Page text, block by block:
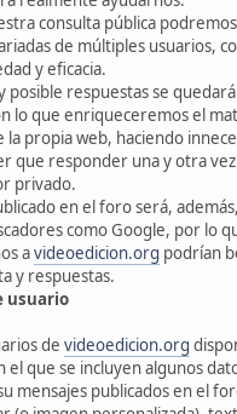
consulta pública
de múltiples usuarios,
y eficacia.
posible respuestas se
lo que enriqueceremos el
la propia web, haciendo
que responder una y otra vez
privado.
en el foro será,
como Google, por lo
avideoedicion.org podrían
y respuestas.
usuario
de videoedicion.org
el que se incluyen algunos
mensajes publicados en el